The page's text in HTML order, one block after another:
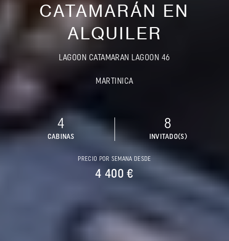
CATAMARÁN EN
ALQUILER
LAGOON CATAMARAN LAGOON 46
MARTINICA
4
CABINAS
8
INVITADO(S)
PRECIO POR SEMANA DESDE
4 400 €